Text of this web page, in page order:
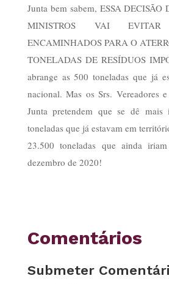
Junta bem sabem, ESSA
MINISTROS VAI
ENCAMINHADOS PARA O
TONELADAS DE RESÍDUOS
abrange as 500 toneladas que já
nacional. Mas os Srs. Vereadores
Junta pretendem que se dê mais
toneladas que já estavam em
23.500 toneladas que ainda
dezembro de 2020!
Comentários
Submeter